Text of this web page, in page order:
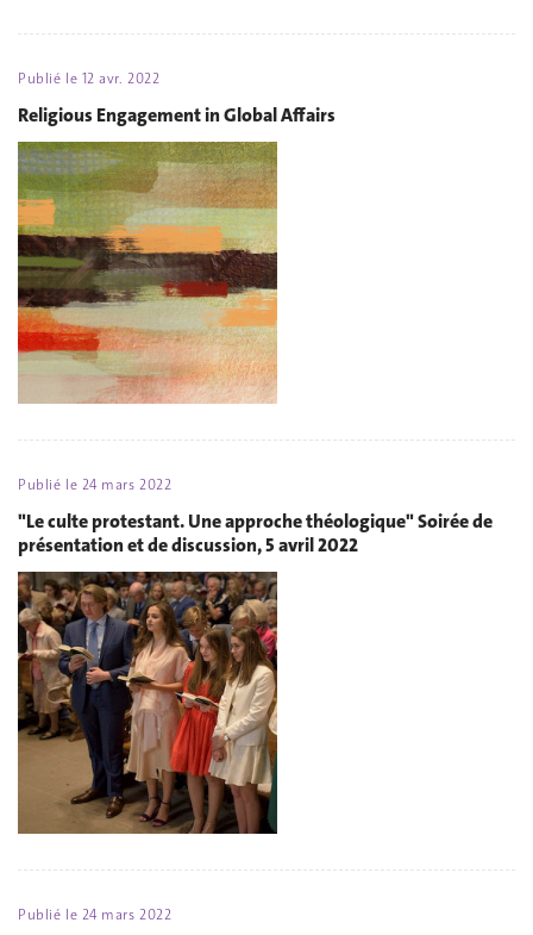
Publié le 12 avr. 2022
Religious Engagement in Global Affairs
Publié le 24 mars 2022
"Le culte protestant. Une approche théologique" Soirée de
présentation et de discussion, 5 avril 2022
Publié le 24 mars 2022